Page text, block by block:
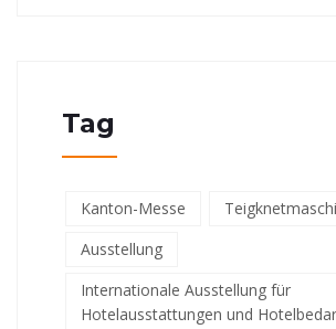
Tag
Kanton-Messe
Ausstellung
Internationale Ausstellung für
Hotelausstattungen und